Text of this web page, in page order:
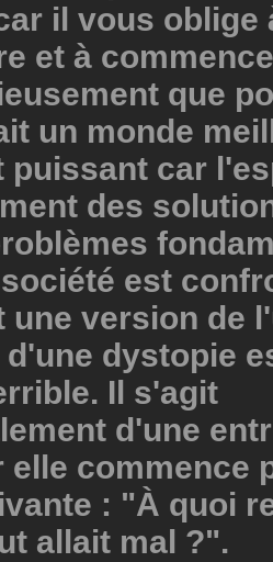
il vous oblige
et à
que
un monde
puissant car
des
est
une version de
dystopie
Il s'agit
d'une
elle commence
: "À quoi
allait mal ?".